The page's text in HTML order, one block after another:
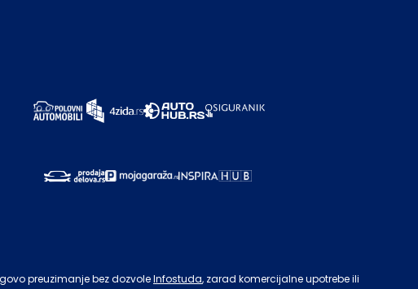
preuzimanje bez dozvoleInfostuda, zarad komercijalne upotrebe ili